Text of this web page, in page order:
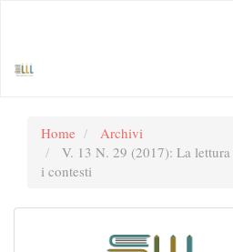
Home
Archivi
V. 13 N. 29 (2017): La
i contesti